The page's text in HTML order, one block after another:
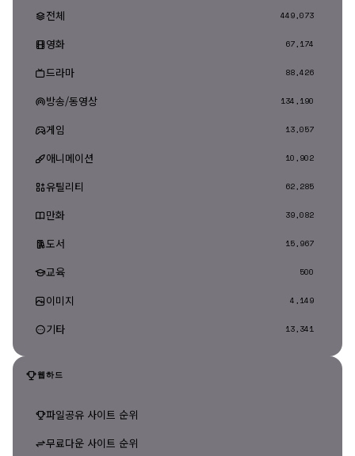
전체 449,073
영화 67,174
드라마 88,426
방송/동영상 134,190
게임 13,057
애니메이션 10,902
유틸리티 62,285
만화 39,082
도서 15,967
교육 500
이미지 4,149
기타 13,341
웹하드
파일공유 사이트 순위
무료다운 사이트 순위